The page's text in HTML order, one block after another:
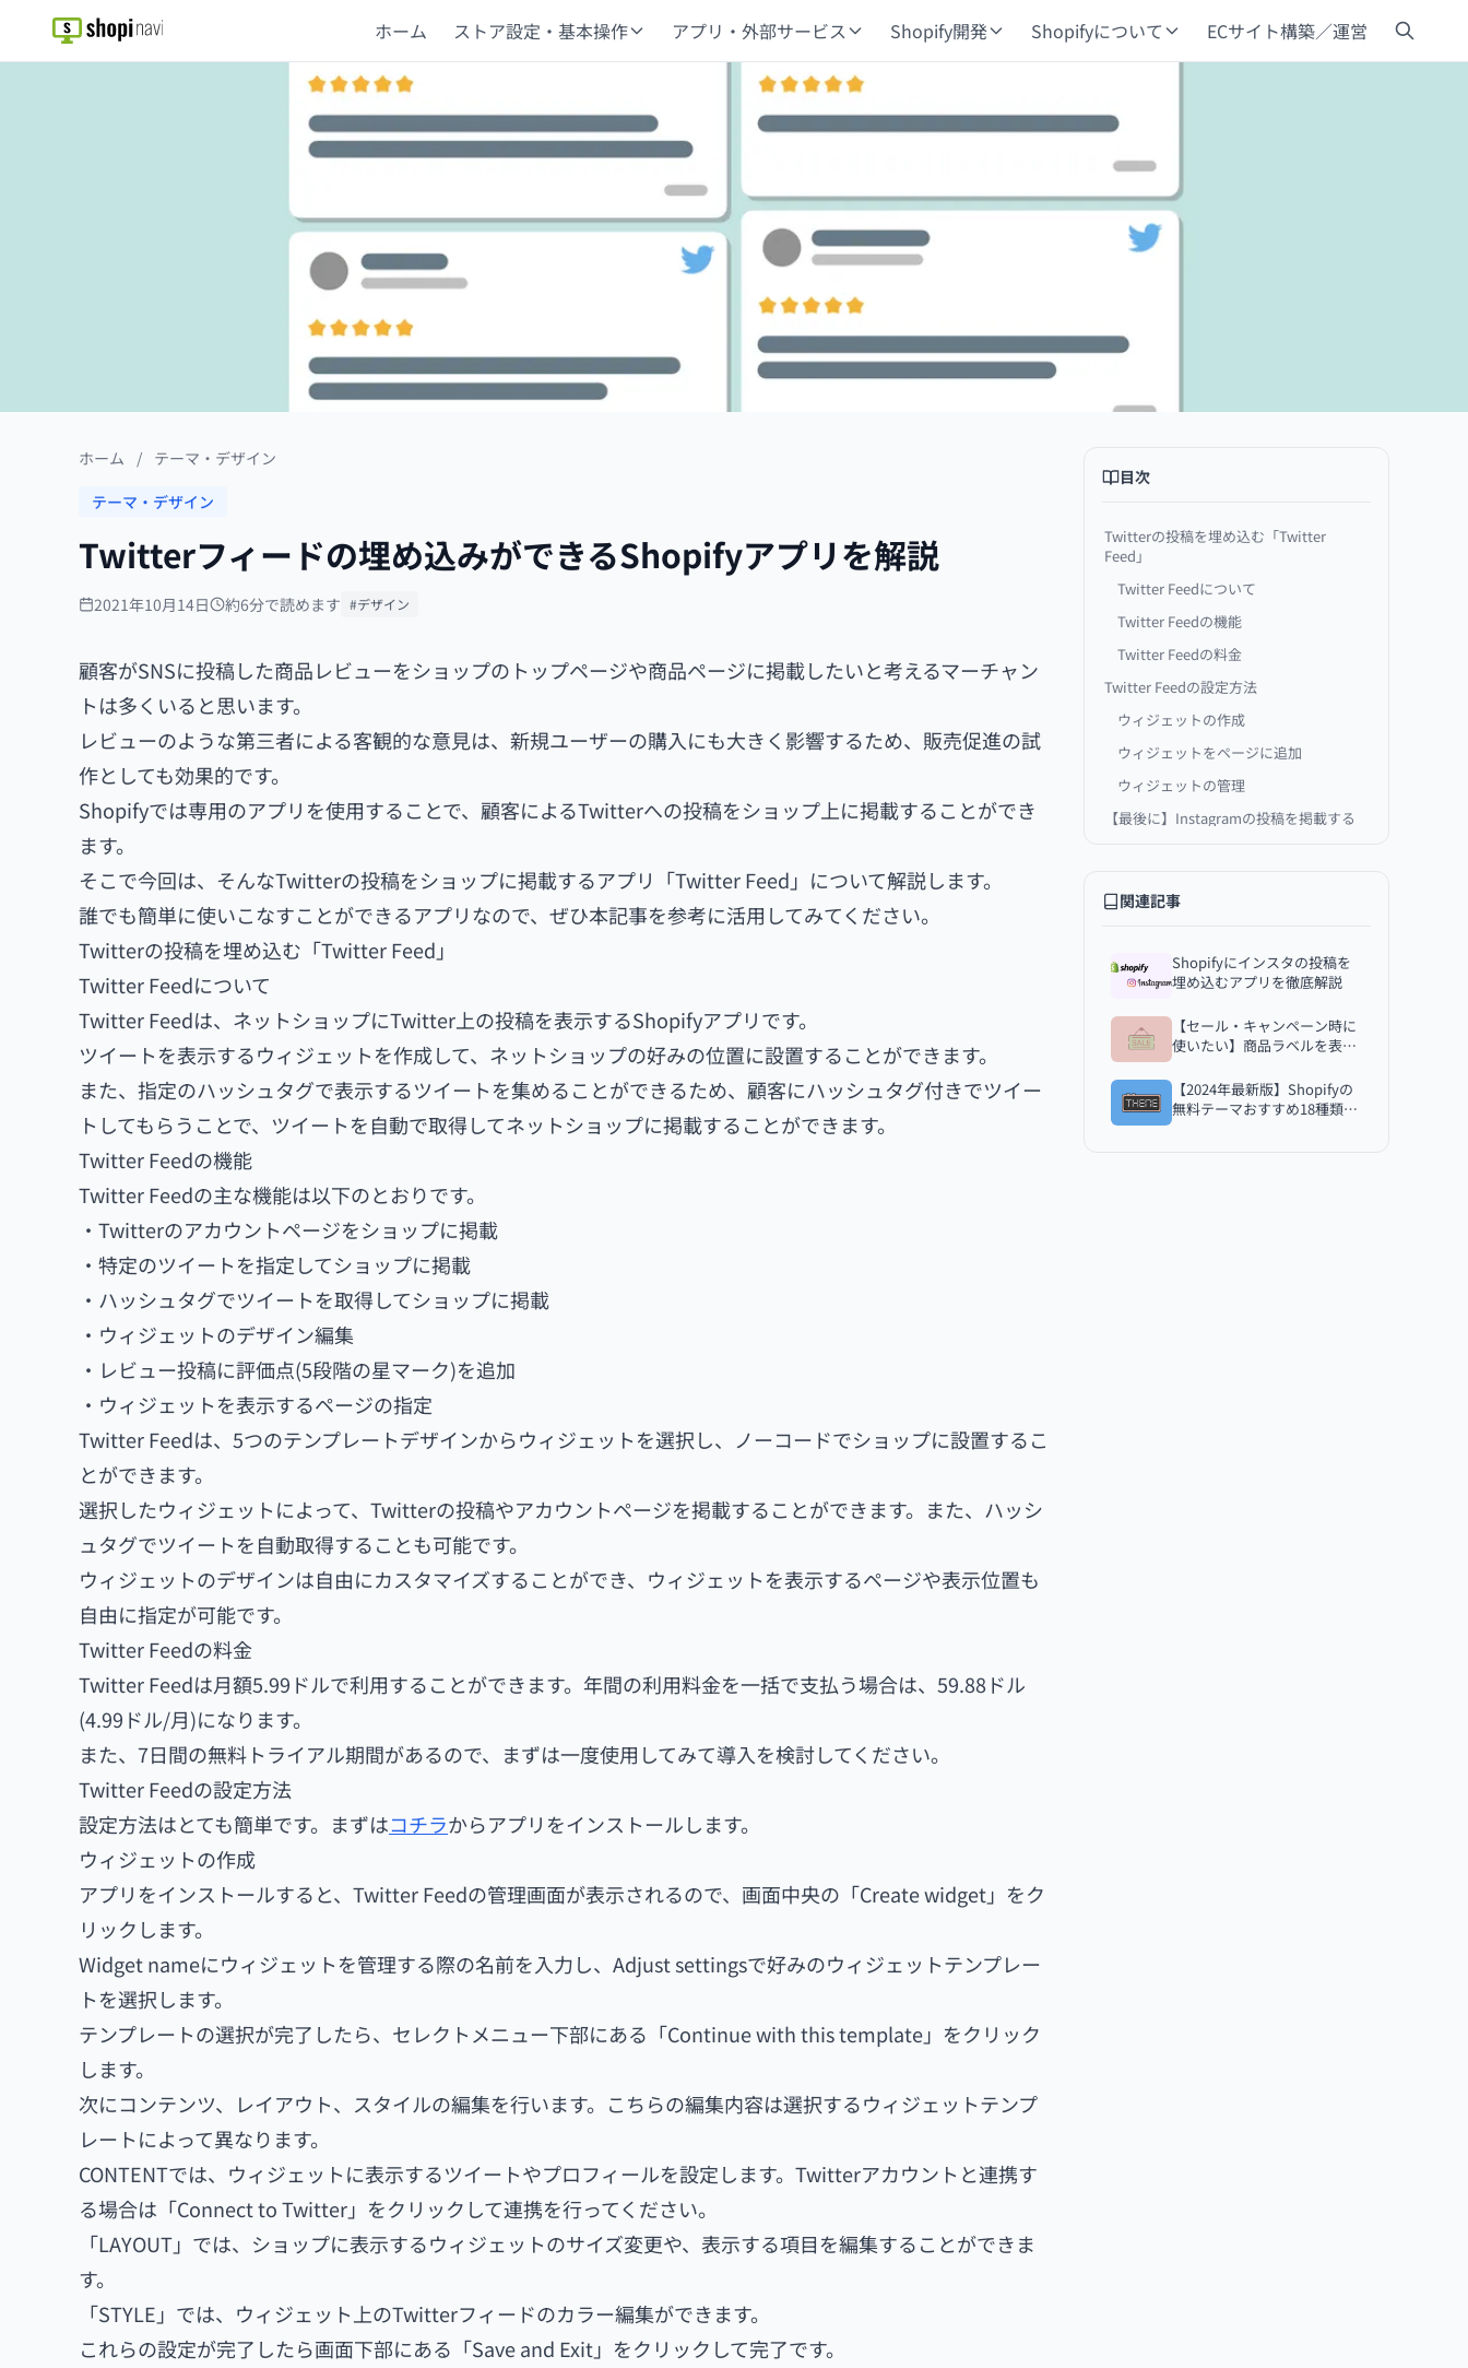
ホーム ストア設定・基本操作 アプリ・外部サービス Shopify開発 Shopifyについて ECサイト構築／運営
ホーム / テーマ・デザイン
テーマ・デザイン
Twitterフィードの埋め込みができるShopifyアプリを解説
2021年10月14日 約6分で読めます #デザイン
顧客がSNSに投稿した商品レビューをショップのトップページや商品ページに掲載したいと考えるマーチャン
トは多くいると思います。
レビューのような第三者による客観的な意見は、新規ユーザーの購入にも大きく影響するため、販売促進の試
作としても効果的です。
Shopifyでは専用のアプリを使用することで、顧客によるTwitterへの投稿をショップ上に掲載することができ
ます。
そこで今回は、そんなTwitterの投稿をショップに掲載するアプリ「Twitter Feed」について解説します。
誰でも簡単に使いこなすことができるアプリなので、ぜひ本記事を参考に活用してみてください。
Twitterの投稿を埋め込む「Twitter Feed」
Twitter Feedについて
Twitter Feedは、ネットショップにTwitter上の投稿を表示するShopifyアプリです。
ツイートを表示するウィジェットを作成して、ネットショップの好みの位置に設置することができます。
また、指定のハッシュタグで表示するツイートを集めることができるため、顧客にハッシュタグ付きでツイー
トしてもらうことで、ツイートを自動で取得してネットショップに掲載することができます。
Twitter Feedの機能
Twitter Feedの主な機能は以下のとおりです。
・Twitterのアカウントページをショップに掲載
・特定のツイートを指定してショップに掲載
・ハッシュタグでツイートを取得してショップに掲載
・ウィジェットのデザイン編集
・レビュー投稿に評価点(5段階の星マーク)を追加
・ウィジェットを表示するページの指定
Twitter Feedは、5つのテンプレートデザインからウィジェットを選択し、ノーコードでショップに設置するこ
とができます。
選択したウィジェットによって、Twitterの投稿やアカウントページを掲載することができます。また、ハッシ
ュタグでツイートを自動取得することも可能です。
ウィジェットのデザインは自由にカスタマイズすることができ、ウィジェットを表示するページや表示位置も
自由に指定が可能です。
Twitter Feedの料金
Twitter Feedは月額5.99ドルで利用することができます。年間の利用料金を一括で支払う場合は、59.88ドル
(4.99ドル/月)になります。
また、7日間の無料トライアル期間があるので、まずは一度使用してみて導入を検討してください。
Twitter Feedの設定方法
設定方法はとても簡単です。まずはコチラからアプリをインストールします。
ウィジェットの作成
アプリをインストールすると、Twitter Feedの管理画面が表示されるので、画面中央の「Create widget」をク
リックします。
Widget nameにウィジェットを管理する際の名前を入力し、Adjust settingsで好みのウィジェットテンプレー
トを選択します。
テンプレートの選択が完了したら、セレクトメニュー下部にある「Continue with this template」をクリック
します。
次にコンテンツ、レイアウト、スタイルの編集を行います。こちらの編集内容は選択するウィジェットテンプ
レートによって異なります。
CONTENTでは、ウィジェットに表示するツイートやプロフィールを設定します。Twitterアカウントと連携す
る場合は「Connect to Twitter」をクリックして連携を行ってください。
「LAYOUT」では、ショップに表示するウィジェットのサイズ変更や、表示する項目を編集することができま
す。
「STYLE」では、ウィジェット上のTwitterフィードのカラー編集ができます。
これらの設定が完了したら画面下部にある「Save and Exit」をクリックして完了です。
目次
Twitterの投稿を埋め込む「Twitter
Feed」
Twitter Feedについて
Twitter Feedの機能
Twitter Feedの料金
Twitter Feedの設定方法
ウィジェットの作成
ウィジェットをページに追加
ウィジェットの管理
【最後に】Instagramの投稿を掲載する
関連記事
Shopifyにインスタの投稿を
埋め込むアプリを徹底解説
【セール・キャンペーン時に
使いたい】商品ラベルを表示
「Ultimate sales boost」を
徹底解説
【2024年最新版】Shopifyの
無料テーマおすすめ18種類を